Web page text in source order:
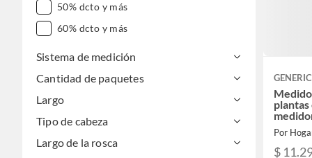
50% dcto y más
60% dcto y más
Sistema de medición
Cantidad de paquetes
Largo
Tipo de cabeza
Largo de la rosca
Por
$